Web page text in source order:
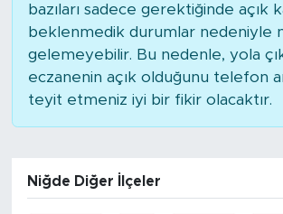
bazıları sadece gerektiğinde açık
beklenmedik durumlar nedeniyle
gelemeyebilir. Bu nedenle, yola
eczanenin açık olduğunu telefon
teyit etmeniz iyi bir fikir olacaktır.
Niğde Diğer İlçeler